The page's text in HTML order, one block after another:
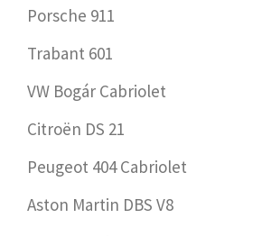
Porsche 911
Trabant 601
VW Bogár Cabriolet
Citroën DS 21
Peugeot 404 Cabriolet
Aston Martin DBS V8